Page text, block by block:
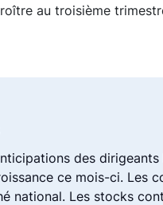
au troisième
des
ce mois-ci. Les
national. Les stocks